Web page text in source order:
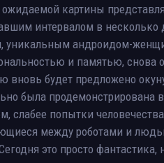
картины
интервалом в несколько
уникальным андроидом-
и памятью, снова
вновь будет предложено
была
слабее попытки
между роботами и
это просто фантастика,